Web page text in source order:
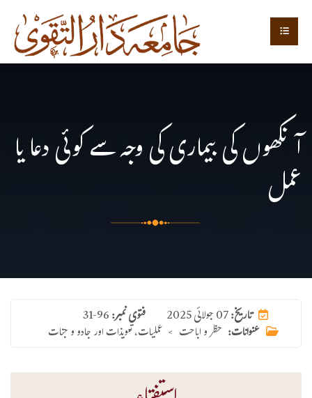
آنکھوں کی بیماری کی وجہ سے کوئی دعا یا
عمل
فتوی نمبر:31-96 تاریخ:07 جولائی 2025
عنوانات: حظر و اباحت > عملیات، تعویذات اور جادو و جنات